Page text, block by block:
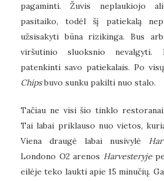
pagaminti. Žuvis neplaukiojo
pasitaiko, todėl šį patiekalą
užsisakyti būna rizikinga. Bus
viršutinio sluoksnio
patenkinti savo patiekalais. Po
Chipsbuvo sunku pakilti nuo stalo.
Tačiau ne visi šio tinklo
Tai labai priklauso nuo vietos,
Viena draugė labai nusivylė
Londono O2 arenos Harvesteryje
eilėje teko laukti apie 15 minučių.